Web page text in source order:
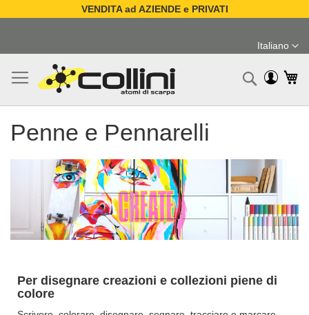
VENDITA ad AZIENDE e PRIVATI
contenuto
Lingua
Italiano
Penne e Pennarelli
Per disegnare creazioni e collezioni piene di
colore